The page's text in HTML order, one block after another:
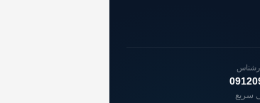
سریع